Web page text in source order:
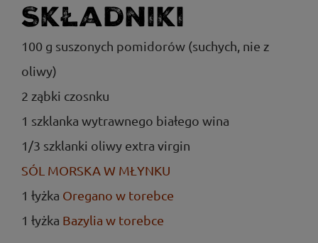
Składniki
100 g suszonych pomidorów (suchych, nie z
oliwy)
2 ząbki czosnku
1 szklanka wytrawnego białego wina
1/3 szklanki oliwy extra virgin
SÓL MORSKA W MŁYNKU
1 łyżka Oregano w torebce
1 łyżka Bazylia w torebce